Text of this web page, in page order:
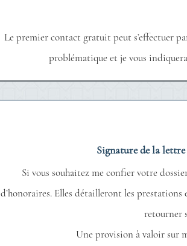
Le premier contact gratuit peut s’effectuer
problématique et je vous
Signature de la
Si vous souhaitez me confier votre
d’honoraires. Elles détailleront les prestations
retourner
Une provision à valoir sur